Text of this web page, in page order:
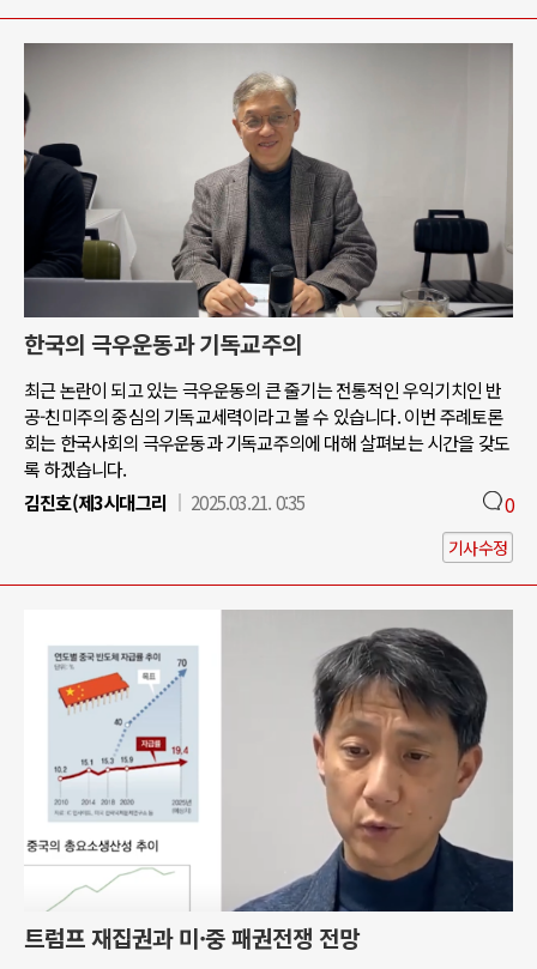
한국의 극우운동과 기독교주의
최근 논란이 되고 있는 극우운동의 큰 줄기는 전통적인 우익기치인 반
공-친미주의 중심의 기독교세력이라고 볼 수 있습니다. 이번 주례토론
회는 한국사회의 극우운동과 기독교주의에 대해 살펴보는 시간을 갖도
록 하겠습니다.
김진호(제3시대그리
2025.03.21. 0:35 0
기사수정
트럼프 재집권과 미·중 패권전쟁 전망